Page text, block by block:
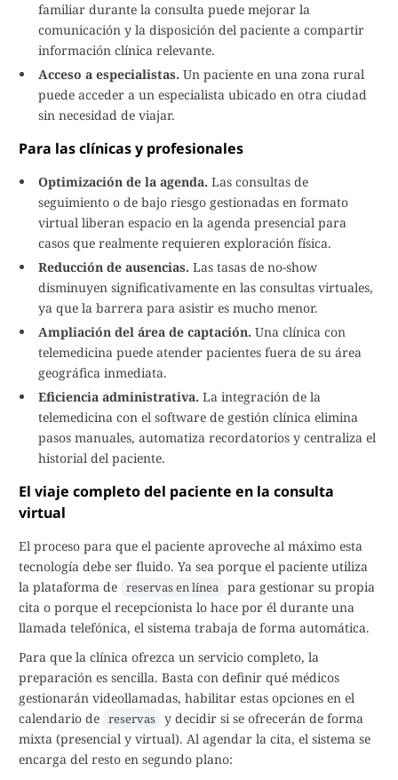
familiar durante la consulta puede mejorar la
comunicación y la disposición del paciente a compartir
información clínica relevante.
Acceso a especialistas. Un paciente en una zona rural
puede acceder a un especialista ubicado en otra ciudad
sin necesidad de viajar.
Para las clínicas y profesionales
Optimización de la agenda. Las consultas de
seguimiento o de bajo riesgo gestionadas en formato
virtual liberan espacio en la agenda presencial para
casos que realmente requieren exploración física.
Reducción de ausencias. Las tasas de no-show
disminuyen significativamente en las consultas virtuales,
ya que la barrera para asistir es mucho menor.
Ampliación del área de captación. Una clínica con
telemedicina puede atender pacientes fuera de su área
geográfica inmediata.
Eficiencia administrativa. La integración de la
telemedicina con el software de gestión clínica elimina
pasos manuales, automatiza recordatorios y centraliza el
historial del paciente.
El viaje completo del paciente en la consulta
virtual
El proceso para que el paciente aproveche al máximo esta
tecnología debe ser fluido. Ya sea porque el paciente utiliza
la plataforma de reservas en línea para gestionar su propia
cita o porque el recepcionista lo hace por él durante una
llamada telefónica, el sistema trabaja de forma automática.
Para que la clínica ofrezca un servicio completo, la
preparación es sencilla. Basta con definir qué médicos
gestionarán videollamadas, habilitar estas opciones en el
calendario de reservas y decidir si se ofrecerán de forma
mixta (presencial y virtual). Al agendar la cita, el sistema se
encarga del resto en segundo plano: